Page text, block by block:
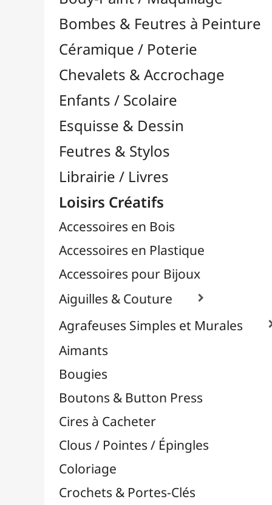
Feutres & Stylos
Librairie / Livres
Loisirs Créatifs
Accessoires en Bois
Accessoires en Plastique
Accessoires pour Bijoux
Aiguilles & Couture

Agrafeuses Simples et Murales 
Aimants
Bougies
Boutons & Button Press
Clous / Pointes / Épingles
Coloriage
Crochets de Tricot
Divers
Effets Oxydation / Rouille
Emporte-Pièces & Perforatrices
Feuilles Métallisées & Foils
Feutrines & Caoutchouc Mousse
Fibres & Raphia
Fil Nylon & Elastiques
Fils Métalliques
Fleurs en Papier & Décors
Horlogerie - Mécanismes & Aiguilles
Masques
Massicots & Lames
Oeillets & Rivets